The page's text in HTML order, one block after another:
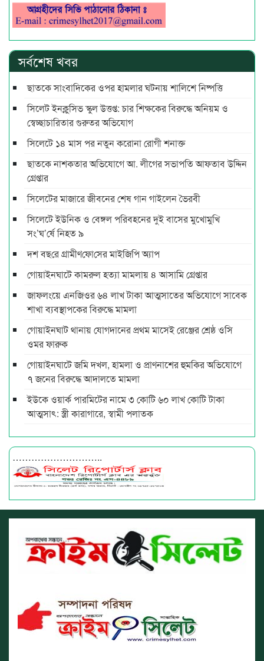
সর্বশেষ খবর
ছাতকে সাংবাদিকের ওপর হামলার ঘটনায় শালিশে নিষ্পত্তি
সিলেট ইনক্লুসিভ স্কুল উত্তপ্ত: চার শিক্ষকের বিরুদ্ধে অনিয়ম ও
স্বেচ্ছাচারিতার গুরুতর অভিযোগ
সিলেটে ১৪ মাস পর নতুন করোনা রোগী শনাক্ত
ছাতকে নাশকতার অভিযোগে আ. লীগের সভাপ‌তি আফতাব উদ্দিন
গ্রেপ্তার
সিলেটের মাজারে জীবনের শেষ গান গাইলেন ভৈরবী
সিলেটে ইউনিক ও বেঙ্গল পরিবহনের দুই বাসের মুখোমুখি
সং’ঘ’র্ষে নিহত ৯
দশ বছ‌রে গ্রামীণ‌ফো‌সের মাইজিপি অ্যাপ
গোয়াইনঘাটে কামরুল হত্যা মামলায় ৪ আসামি গ্রেপ্তার
জাফলংয়ে এনজিওর ৬৪ লাখ টাকা আত্মসাতের অভিযোগে সাবেক
শাখা ব্যবস্থাপকের বিরুদ্ধে মামলা
গোয়াইনঘাট থানায় যোগদানের প্রথম মাসেই রেঞ্জের শ্রেষ্ঠ ওসি
ওমর ফারুক
গোয়াইনঘাটে জমি দখল, হামলা ও প্রাণনাশের হুমকির অভিযোগে
৭ জনের বিরুদ্ধে আদালতে মামলা
ইউকে ওয়ার্ক পারমিটের নামে ৩ কোটি ৬০ লাখ কোটি টাকা
আত্মসাৎ: স্ত্রী কারাগারে, স্বামী পলাতক
………………………..